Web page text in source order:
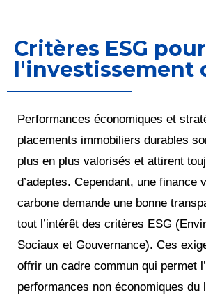
Critères ESG pour
l'investissement
Performances économiques et
placements immobiliers durables
plus en plus valorisés et attirent
d’adeptes. Cependant, une finance
carbone demande une bonne
tout l’intérêt des critères ESG
Sociaux et Gouvernance). Ces
offrir un cadre commun qui permet
performances non économiques du